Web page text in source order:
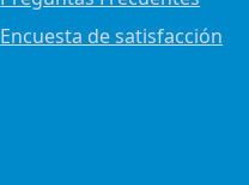
Encuesta de satisfacción